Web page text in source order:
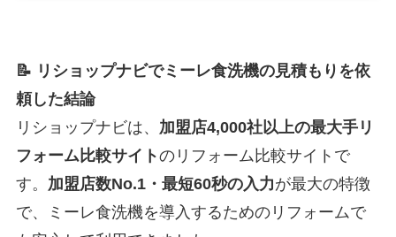
📝 リショップナビでミーレ食洗機の見積もりを依
頼した結論
リショップナビは、 加盟店4,000社以上の最大手リ
フォーム比較サイトのリフォーム比較サイトで
す。 加盟店数No.1・最短60秒の入力が最大の特徴
で、ミーレ食洗機を導入するためのリフォームで